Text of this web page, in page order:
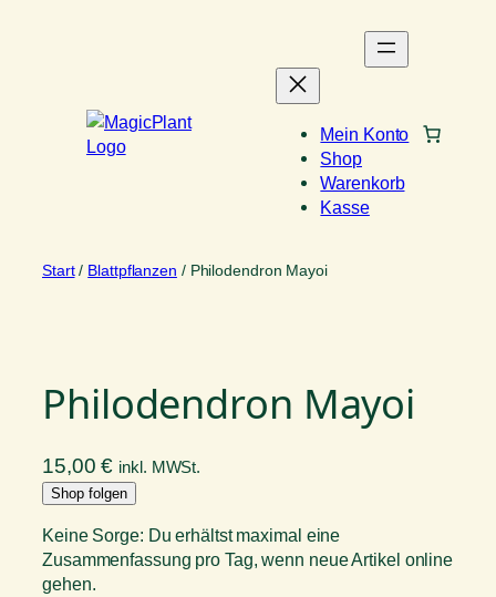
Mein Konto
Shop
Warenkorb
Kasse
Start/ Blattpflanzen / Philodendron Mayoi
Philodendron Mayoi
15,00€ inkl. MWSt.
Shop folgen
Keine Sorge: Du erhältst maximal eine
Zusammenfassung pro Tag, wenn neue Artikel online
gehen.